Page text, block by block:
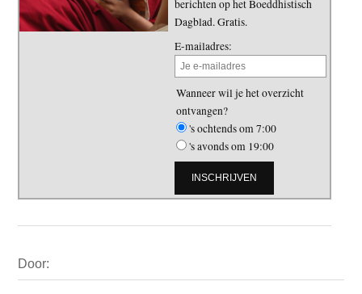
berichten op het Boeddhistisch
Dagblad. Gratis.
E-mailadres:
Wanneer wil je het overzicht
ontvangen?
's ochtends om 7:00
's avonds om 19:00
Sidebar
Door: